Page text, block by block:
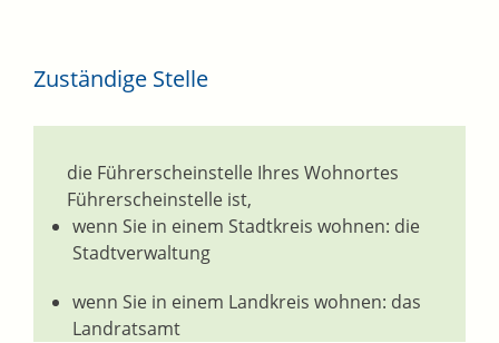
Zuständige Stelle
die Führerscheinstelle Ihres Wohnortes
Führerscheinstelle ist,
wenn Sie in einem Stadtkreis wohnen: die
Stadtverwaltung
wenn Sie in einem Landkreis wohnen: das
Landratsamt